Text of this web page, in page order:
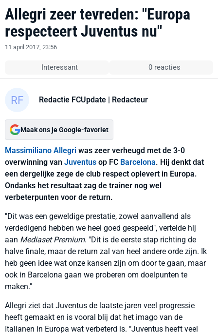
Allegri zeer tevreden: "Europa
respecteert Juventus nu"
11 april 2017, 23:56
Interessant 0 reacties
Redactie FCUpdate | Redacteur
Maak ons je Google-favoriet
Massimiliano Allegri was zeer verheugd met de 3-0
overwinning van Juventus op FC Barcelona. Hij denkt dat
een dergelijke zege de club respect oplevert in Europa.
Ondanks het resultaat zag de trainer nog wel
verbeterpunten voor de return.
"Dit was een geweldige prestatie, zowel aanvallend als
verdedigend hebben we heel goed gespeeld", vertelde hij
aan Mediaset Premium. "Dit is de eerste stap richting de
halve finale, maar de return zal van heel andere orde zijn. Ik
heb geen idee wat onze kansen zijn om door te gaan, maar
ook in Barcelona gaan we proberen om doelpunten te
maken."
Allegri ziet dat Juventus de laatste jaren veel progressie
heeft gemaakt en is vooral blij dat het imago van de
Italianen in Europa wat verbeterd is. "Juventus heeft veel